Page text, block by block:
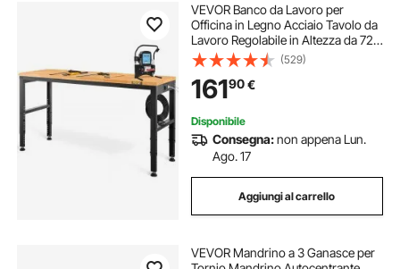
VEVOR Banco da Lavoro per
Officina in Legno Acciaio Tavolo da
Lavoro Regolabile in Altezza da 72-
97 cm per Garage, Officine, Negozi
Commerciali, Officine di Riparazioni
Automobilistiche, Uffici, Case
(529)
16190€
Disponibile
Consegna:non appena Lun.
Ago. 17
Aggiungi al carrello
VEVOR Mandrino a 3 Ganasce per